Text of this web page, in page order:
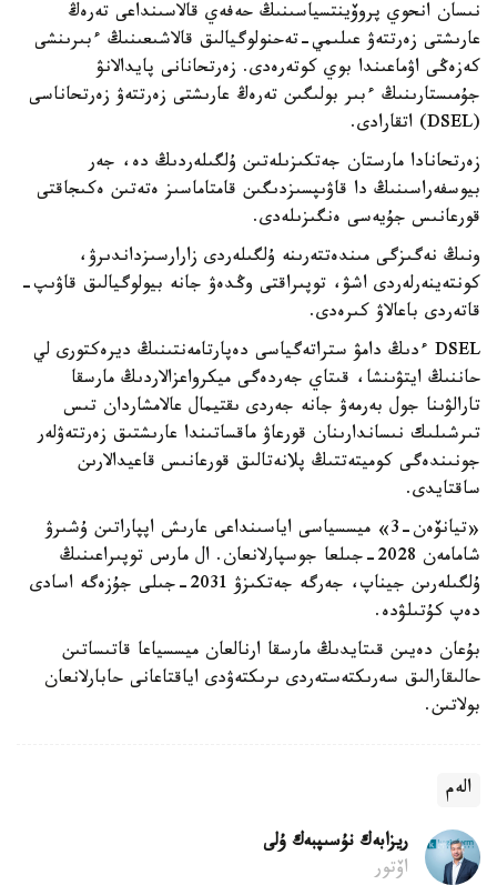
نىسان انحوي پروۆينتسياسىنىڭ حەفەي قالاسىنداعى تەرەڭ
عارىشتى زەرتتەۋ عىلىمي-تەحنولوگيالىق قالاشىعىنىڭ ءبىرىنشى
كەزەڭى اۋماعىندا بوي كوتەرەدى. زەرتحانانى پايدالانۋ
جۇمىستارىنىڭ ءبىر بولىگىن تەرەڭ عارىشتى زەرتتەۋ زەرتحاناسى
(DSEL) اتقارادى.
زەرتحانادا مارستان جەتكىزىلەتىن ۇلگىلەردىڭ دە، جەر
بيوسفەراسىنىڭ دا قاۋىپسىزدىگىن قامتاماسىز ەتەتىن ەكىجاقتى
قورعانىس جۇيەسى ەنگىزىلەدى.
ونىڭ نەگىزگى مىندەتتەرىنە ۇلگىلەردى زارارسىزداندىرۋ،
كونتەينەرلەردى اشۋ، توپىراقتى وڭدەۋ جانە بيولوگيالىق قاۋىپ-
قاتەردى باعالاۋ كىرەدى.
DSEL ءدىڭ دامۋ ستراتەگياسى دەپارتامەنتىنىڭ ديرەكتورى لي
حاننىڭ ايتۋىنشا، قىتاي جەردەگى ميكرواعزالاردىڭ مارسقا
تارالۋىنا جول بەرمەۋ جانە جەردى ىقتيمال عالامشاردان تىس
تىرشىلىك نىساندارىنان قورعاۋ ماقساتىندا عارىشتىق زەرتتەۋلەر
جونىندەگى كوميتەتتىڭ پلانەتالىق قورعانىس قاعيدالارىن
ساقتايدى.
«تيانۆەن-3» ميسسياسى اياسىنداعى عارىش اپپاراتىن ۇشىرۋ
شامامەن 2028-جىلعا جوسپارلانعان. ال مارس توپىراعىنىڭ
ۇلگىلەرىن جيناپ، جەرگە جەتكىزۋ 2031-جىلى جۇزەگە اسادى
دەپ كۇتىلۋدە.
بۇعان دەيىن قىتايدىڭ مارسقا ارنالعان ميسسياعا قاتىساتىن
حالىقارالىق سەرىكتەستەردى ىرىكتەۋدى اياقتاعانى حابارلانعان
بولاتىن.
الەم
ريزابەك نۇسىپبەك ۇلى
اۆتور